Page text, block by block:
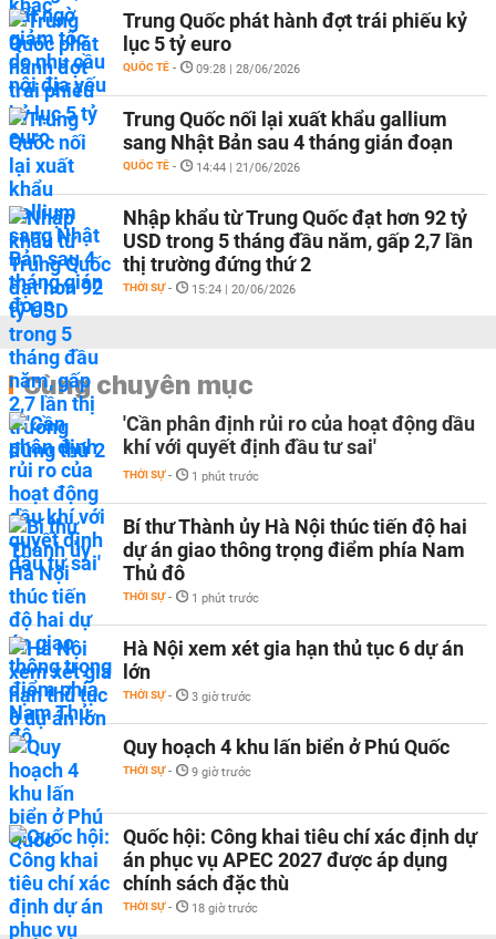
Trung Quốc phát hành đợt trái phiếu kỷ
lục 5 tỷ euro
QUỐC TẾ - 09:28 | 28/06/2026
Trung Quốc nối lại xuất khẩu gallium
sang Nhật Bản sau 4 tháng gián đoạn
QUỐC TẾ - 14:44 | 21/06/2026
Nhập khẩu từ Trung Quốc đạt hơn 92 tỷ
USD trong 5 tháng đầu năm, gấp 2,7 lần
thị trường đứng thứ 2
THỜI SỰ - 15:24 | 20/06/2026
Cùng chuyên mục
'Cần phân định rủi ro của hoạt động dầu
khí với quyết định đầu tư sai'
THỜI SỰ - 1 phút trước
Bí thư Thành ủy Hà Nội thúc tiến độ hai
dự án giao thông trọng điểm phía Nam
Thủ đô
THỜI SỰ - 1 phút trước
Hà Nội xem xét gia hạn thủ tục 6 dự án
lớn
THỜI SỰ - 3 giờ trước
Quy hoạch 4 khu lấn biển ở Phú Quốc
THỜI SỰ - 9 giờ trước
Quốc hội: Công khai tiêu chí xác định dự
án phục vụ APEC 2027 được áp dụng
chính sách đặc thù
THỜI SỰ - 18 giờ trước